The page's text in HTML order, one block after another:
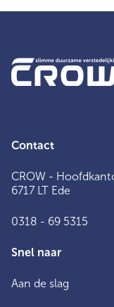
Contact
CROW -
6717 LT Ede
0318 - 69 5315
Snel naar
Aan de slag